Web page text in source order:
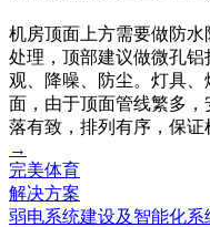
机房顶面上方需要做防
处理，顶部建议做微孔
观、降噪、防尘。灯具
面，由于顶面管线繁多
落有致，排列有序，保证
→
完美体育
解决方案
弱电系统建设及智能化系